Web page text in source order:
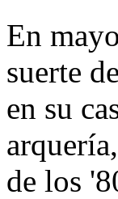
En
suerte
en su
de los